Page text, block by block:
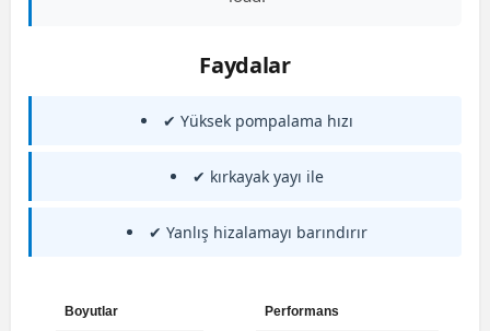
Faydalar
✔ Yüksek pompalama hızı
✔ kırkayak yayı ile
✔ Yanlış hizalamayı barındırır
Boyutlar Performans